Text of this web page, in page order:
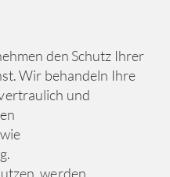
den Schutz Ihrer
Wir behandeln Ihre
und
werden